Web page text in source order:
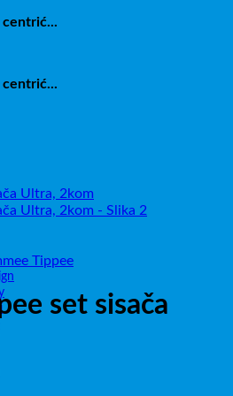
centrić...
centrić...
Tippee
set sisača